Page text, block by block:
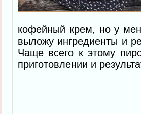
кофейный крем, но у
выложу ингредиенты и
Чаще всего к этому
приготовлении и